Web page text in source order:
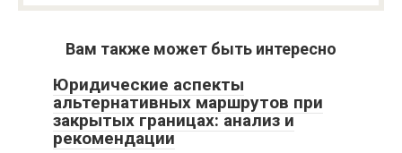
Вам также может быть интересно
Юридические аспекты
альтернативных маршрутов при
закрытых границах: анализ и
рекомендации